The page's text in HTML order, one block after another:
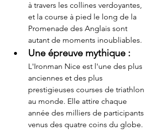
à travers les collines verdoyantes,
et la course à pied le long de la
Promenade des Anglais sont
autant de moments inoubliables.
Une épreuve mythique :
L'Ironman Nice est l'une des plus
anciennes et des plus
prestigieuses courses de triathlon
au monde. Elle attire chaque
année des milliers de participants
venus des quatre coins du globe.